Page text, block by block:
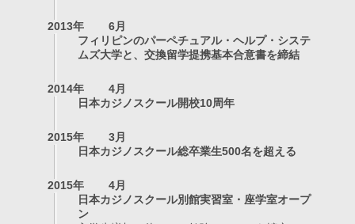
2013年
6月
フィリピンのパーペチュアル・ヘルプ・システ
ムズ大学と、交換留学提携基本合意書を締結
2014年
4月
日本カジノスクール開校10周年
2015年
3月
日本カジノスクール総卒業生500名を超える
2015年
4月
日本カジノスクール別館実習室・座学室オープ
ン